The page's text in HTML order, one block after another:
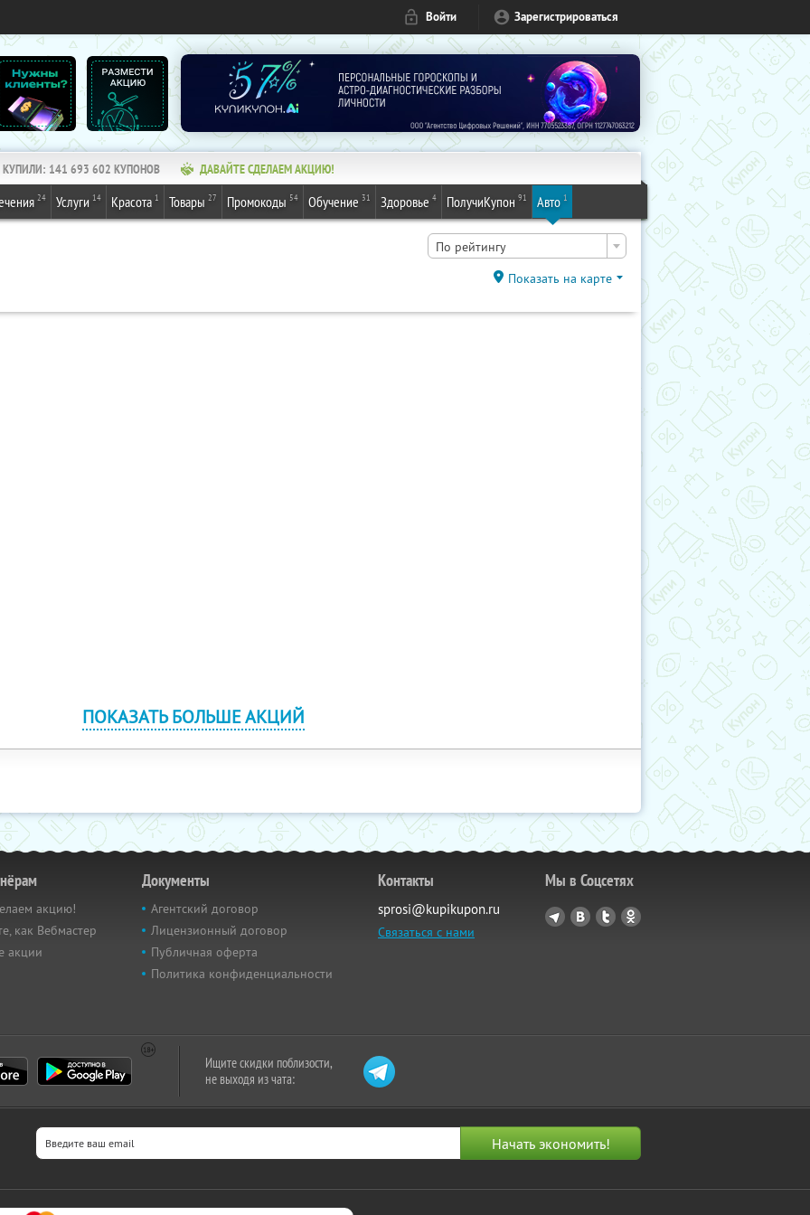
Войти Зарегистрироваться
КУПИЛИ: 141 693 602 КУПОНОВ ДАВАЙТЕ СДЕЛАЕМ АКЦИЮ!
24 Услуги 14 Красота 1 Товары 27 Промокоды 54 Обучение 31 Здоровье 4 ПолучиКупон 91 Авто 1
По рейтингу
Показать на карте
ПОКАЗАТЬ БОЛЬШЕ АКЦИЙ
акцию!
как Вебмастер
акции
Документы
Агентский договор
Лицензионный договор
Публичная оферта
Политика конфиденциальности
Контакты
sprosi@kupikupon.ru
Связаться с нами
Мы в Соцсетях
Ищите скидки поблизости,
не выходя из чата: